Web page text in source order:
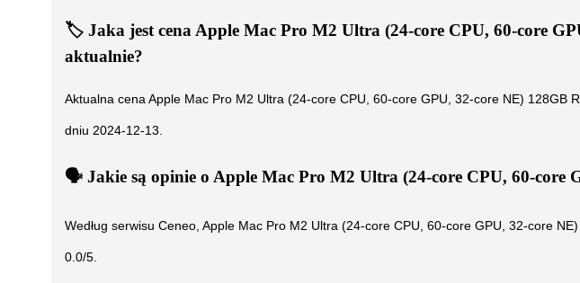
🏷️ Jaka jest cenaApple Mac Pro M2 Ultra (24-core CPU, 60-core
aktualnie?
Aktualna cena Apple Mac Pro M2 Ultra (24-core CPU, 60-core GPU, 32-core NE) 128GB
dniu 2024-12-13
🗣️ ️ Jakie są opinie o Apple Mac Pro M2 Ultra (24-core CPU, 60-core
Według serwisu Ceneo, Apple Mac Pro M2 Ultra (24-core CPU, 60-core GPU, 32-core
0.0/5.